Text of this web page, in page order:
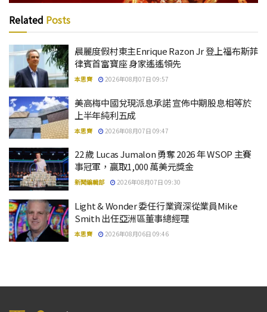
Related Posts
晨麗度假村東主Enrique Razon Jr 登上福布斯菲
律賓首富寶座 身家遙遙領先
本思齊 2026年08月07日 09:57
美高梅中國兌現派息承諾 宣佈中期股息相等於
上半年純利五成
本思齊 2026年08月07日 09:47
22 歲 Lucas Jumalon 勇奪 2026 年 WSOP 主賽
事冠軍，贏取1,000 萬美元獎金
新聞編輯部 2026年08月07日 09:30
Light & Wonder 委任行業資深從業員Mike
Smith 出任亞洲區董事總經理
本思齊 2026年08月06日 09:46